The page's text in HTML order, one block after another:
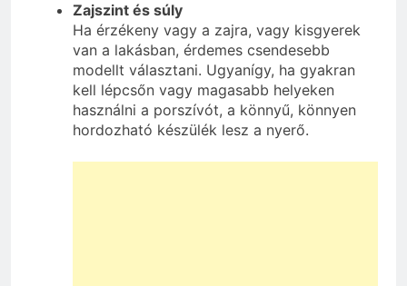
Zajszint és súly
Ha érzékeny vagy a zajra, vagy kisgyerek
van a lakásban, érdemes csendesebb
modellt választani. Ugyanígy, ha gyakran
kell lépcsőn vagy magasabb helyeken
használni a porszívót, a könnyű, könnyen
hordozható készülék lesz a nyerő.